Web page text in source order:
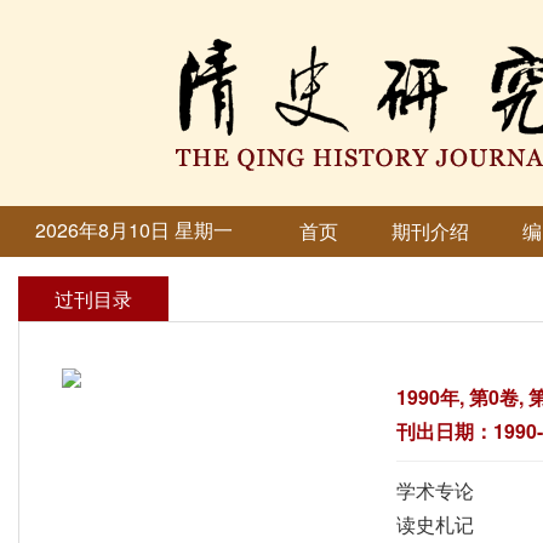
2026年8月10日 星期一 首页 期刊介绍
过刊目录
1990年, 第0卷,
刊出日期：
学术专论
读史札记